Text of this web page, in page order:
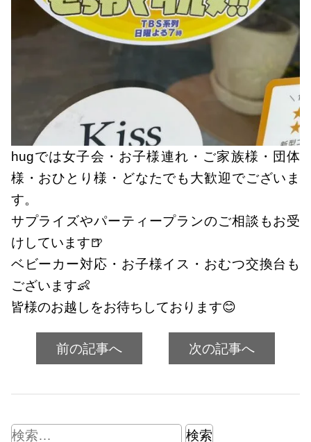
hugでは女子会・お子様連れ・ご家族様・団体
様・おひとり様・どなたでも大歓迎でございま
す。
サプライズやパーティープランのご相談もお受
けしています🍺
ベビーカー対応・お子様イス・おむつ交換台も
ございます👶
皆様のお越しをお待ちしております😊
前の記事へ 次の記事へ
検